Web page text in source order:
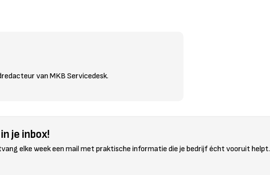
van MKB Servicedesk.
je inbox!
elke week een mail met praktische informatie die je bedrijf écht vooruit helpt.